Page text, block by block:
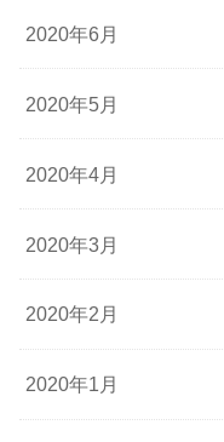
2020年6月
2020年5月
2020年4月
2020年3月
2020年2月
2020年1月